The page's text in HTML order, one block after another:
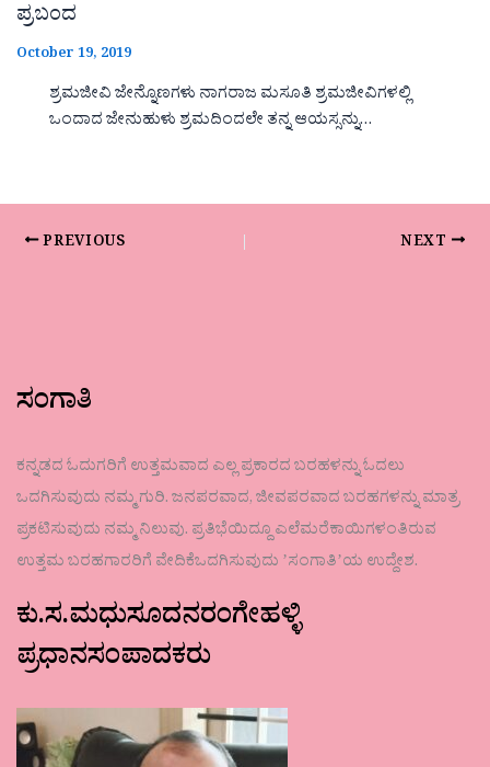
ಪ್ರಬಂದ
October 19, 2019
ಶ್ರಮಜೀವಿ ಜೇನ್ನೊಣಗಳು ನಾಗರಾಜ ಮಸೂತಿ ಶ್ರಮಜೀವಿಗಳಲ್ಲಿ
ಒಂದಾದ ಜೇನುಹುಳು ಶ್ರಮದಿಂದಲೇ ತನ್ನ ಆಯಸ್ಸನ್ನು…
PREVIOUS NEXT
ಸಂಗಾತಿ
ಕನ್ನಡದ ಓದುಗರಿಗೆ ಉತ್ತಮವಾದ ಎಲ್ಲ ಪ್ರಕಾರದ ಬರಹಳನ್ನು ಓದಲು
ಒದಗಿಸುವುದು ನಮ್ಮ ಗುರಿ. ಜನಪರವಾದ, ಜೀವಪರವಾದ ಬರಹಗಳನ್ನು ಮಾತ್ರ
ಪ್ರಕಟಿಸುವುದು ನಮ್ಮ ನಿಲುವು. ಪ್ರತಿಭೆಯಿದ್ದೂ ಎಲೆಮರೆಕಾಯಿಗಳಂತಿರುವ
ಉತ್ತಮ ಬರಹಗಾರರಿಗೆ ವೇದಿಕೆಒದಗಿಸುವುದು ʼಸಂಗಾತಿʼಯ ಉದ್ದೇಶ.
ಕು.ಸ.ಮಧುಸೂದನರಂಗೇಹಳ್ಳಿ
ಪ್ರಧಾನಸಂಪಾದಕರು